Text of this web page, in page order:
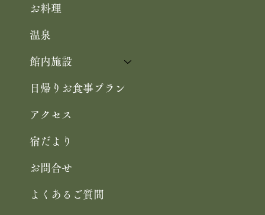
お料理
温泉
館内施設
日帰りお食事プラン
アクセス
宿だより
お問合せ
よくあるご質問